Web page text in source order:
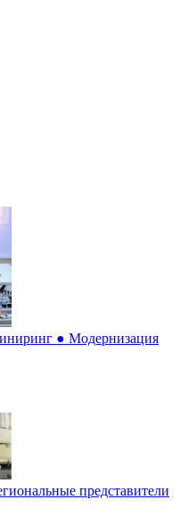
● Модернизация
представители